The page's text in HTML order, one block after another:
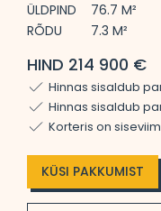
ÜLDPIND
76.7 M²
RÕDU
7.3 M²
HIND 214 900 €
Hinnas sisaldub
Hinnas sisaldub
Korteris on
KÜSI PAKKUMIST